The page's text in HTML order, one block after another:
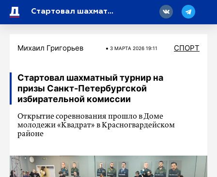
Стартовал шахматный турнир на призы Санкт-Петербургской избирательной комиссии
Михаил Григорьев 3 МАРТA 2026 19:11 СПОРТ
Стартовал шахматный турнир на
призы Санкт-Петербургской
избирательной комиссии
Открытие соревнования прошло в Доме
молодежи «Квадрат» в Красногвардейском
районе